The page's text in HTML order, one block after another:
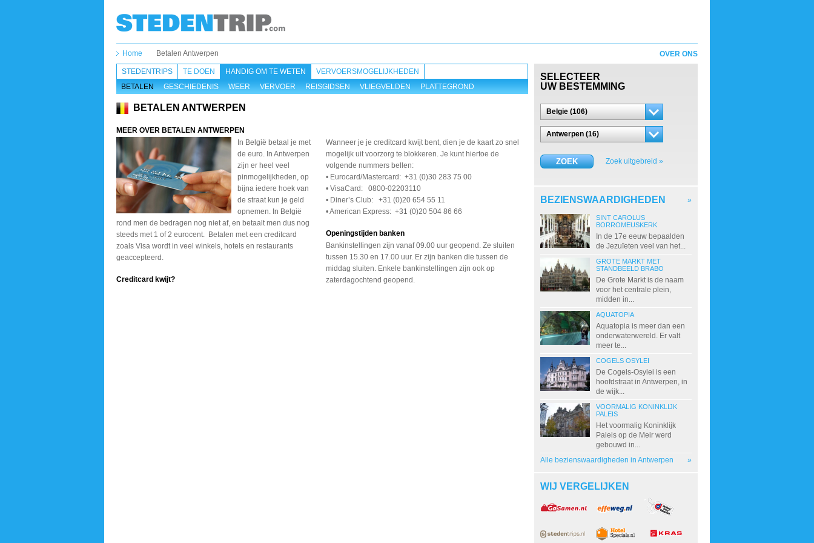
Home Betalen Antwerpen
STEDENTRIPS TE DOEN
HANDIG OM TE WETEN
BETALEN
GESCHIEDENIS WEER VERVOER REISGIDSEN VLIEGVELDEN PLATTEGROND
VERVOERSMOGELIJKHEDEN
BETALEN ANTWERPEN
MEER OVER BETALEN ANTWERPEN
In België betaal je met
de euro. In Antwerpen
zijn er heel veel
pinmogelijkheden, op
bijna iedere hoek van
de straat kun je geld
opnemen. In België
rond men de bedragen nog niet af, en betaalt men dus nog
steeds met 1 of 2 eurocent. Betalen met een creditcard
zoals Visa wordt in veel winkels, hotels en restaurants
geaccepteerd.
Creditcard kwijt?
Wanneer je je creditcard kwijt bent, dien je de kaart zo snel
mogelijk uit voorzorg te blokkeren. Je kunt hiertoe de
volgende nummers bellen:
• Eurocard/Mastercard: +31 (0)30 283 75 00
• VisaCard: 0800-02203110
• Diner’s Club: +31 (0)20 654 55 11
• American Express: +31 (0)20 504 86 66
Openingstijden banken
Bankinstellingen zijn vanaf 09.00 uur geopend. Ze sluiten
tussen 15.30 en 17.00 uur. Er zijn banken die tussen de
middag sluiten. Enkele bankinstellingen zijn ook op
zaterdagochtend geopend.
OVER ONS
SELECTEER
UW BESTEMMING
Belgie (106)
Antwerpen (16)
ZOEK Zoek uitgebreid »
BEZIENSWAARDIGHEDEN »
SINT CAROLUS
BORROMEUSKERK
In de 17e eeuw bepaalden
de Jezuïeten veel van het...
GROTE MARKT MET
STANDBEELD BRABO
De Grote Markt is de naam
voor het centrale plein,
midden in...
AQUATOPIA
Aquatopia is meer dan een
onderwaterwereld. Er valt
meer te...
COGELS OSYLEI
De Cogels-Osylei is een
hoofdstraat in Antwerpen, in
de wijk...
VOORMALIG KONINKLIJK
PALEIS
Het voormalig Koninklijk
Paleis op de Meir werd
gebouwd in...
Alle bezienswaardigheden in Antwerpen
»
WIJ VERGELIJKEN